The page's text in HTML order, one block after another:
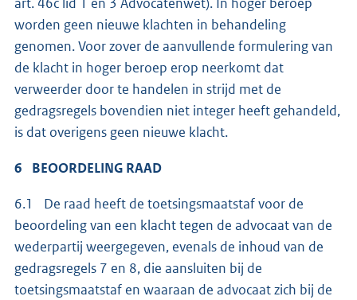
worden geen nieuwe klachten in behandeling
genomen. Voor zover de aanvullende formulering van
de klacht in hoger beroep erop neerkomt dat
verweerder door te handelen in strijd met de
gedragsregels bovendien niet integer heeft gehandeld,
is dat overigens geen nieuwe klacht.
6 BEOORDELING RAAD
6.1 De raad heeft de toetsingsmaatstaf voor de
beoordeling van een klacht tegen de advocaat van de
wederpartij weergegeven, evenals de inhoud van de
gedragsregels 7 en 8, die aansluiten bij de
toetsingsmaatstaf en waaraan de advocaat zich bij de